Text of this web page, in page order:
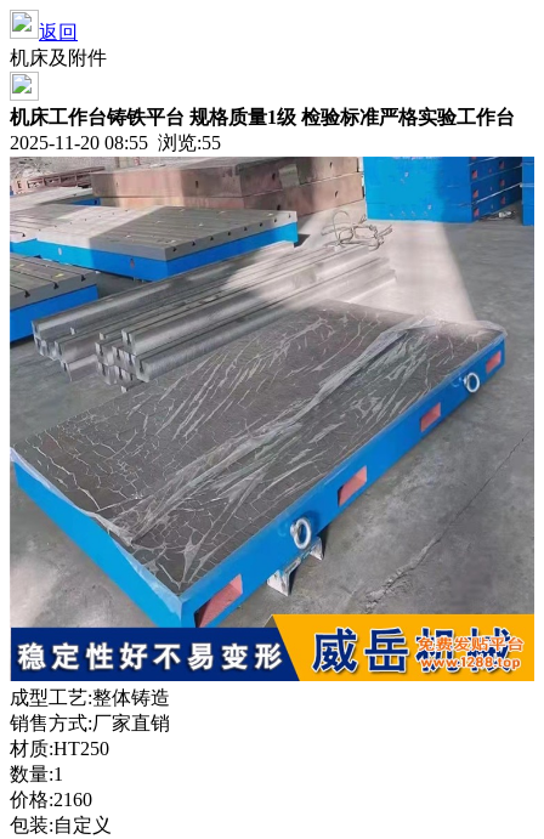
返回
机床及附件
机床工作台铸铁平台 规格质量1级 检验标准严格实验工作台
2025-11-20 08:55 浏览:55
成型工艺:整体铸造
销售方式:厂家直销
材质:HT250
数量:1
价格:2160
包装:自定义